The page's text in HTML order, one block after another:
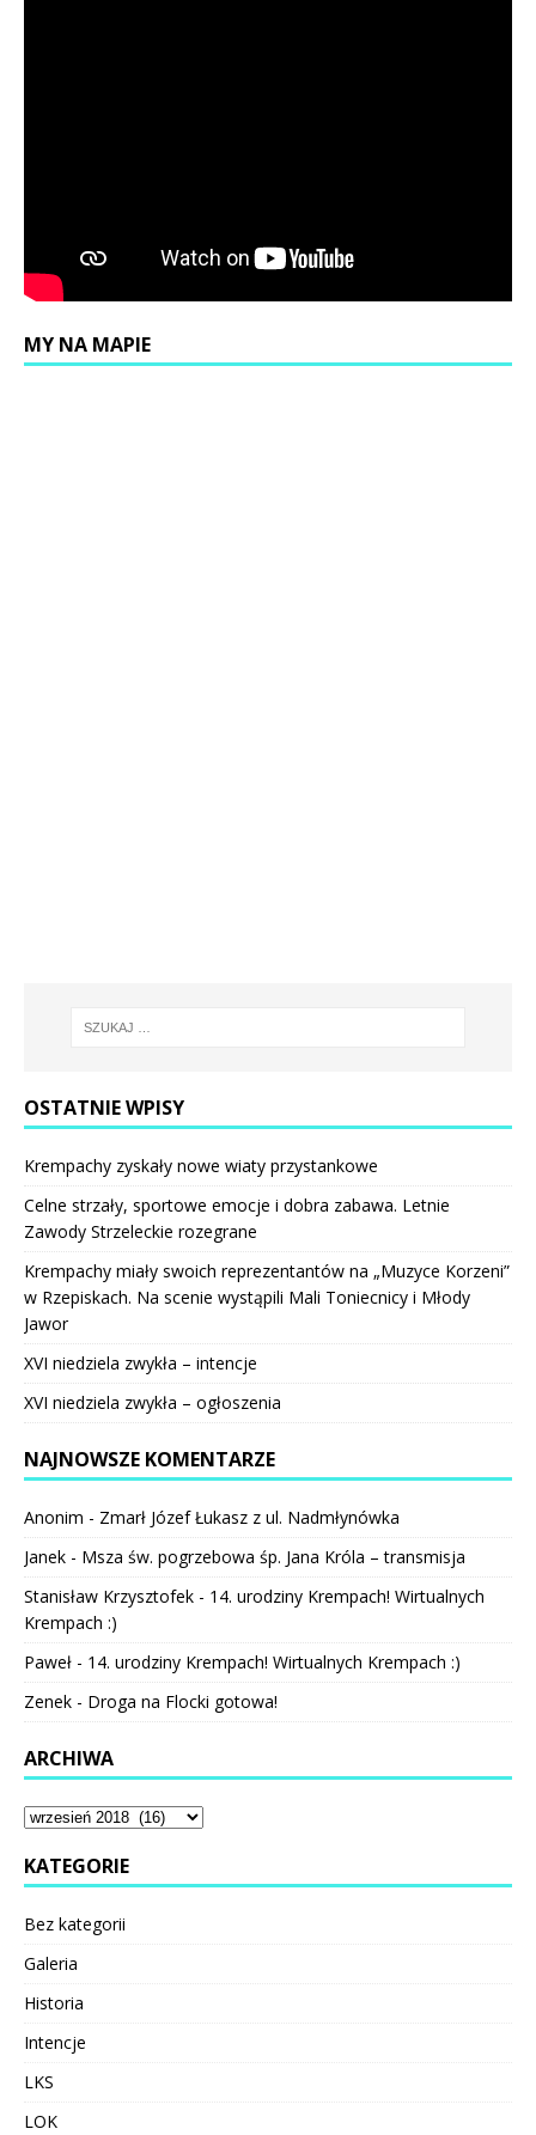
MY NA MAPIE
OSTATNIE WPISY
Krempachy zyskały nowe wiaty przystankowe
Celne strzały, sportowe emocje i dobra zabawa. Letnie
Zawody Strzeleckie rozegrane
Krempachy miały swoich reprezentantów na „Muzyce Korzeni”
w Rzepiskach. Na scenie wystąpili Mali Toniecnicy i Młody
Jawor
XVI niedziela zwykła – intencje
XVI niedziela zwykła – ogłoszenia
NAJNOWSZE KOMENTARZE
Anonim - Zmarł Józef Łukasz z ul. Nadmłynówka
Janek - Msza św. pogrzebowa śp. Jana Króla – transmisja
Stanisław Krzysztofek - 14. urodziny Krempach! Wirtualnych
Krempach :)
Paweł - 14. urodziny Krempach! Wirtualnych Krempach :)
Zenek - Droga na Flocki gotowa!
ARCHIWA
KATEGORIE
Bez kategorii
Galeria
Historia
Intencje
LKS
LOK